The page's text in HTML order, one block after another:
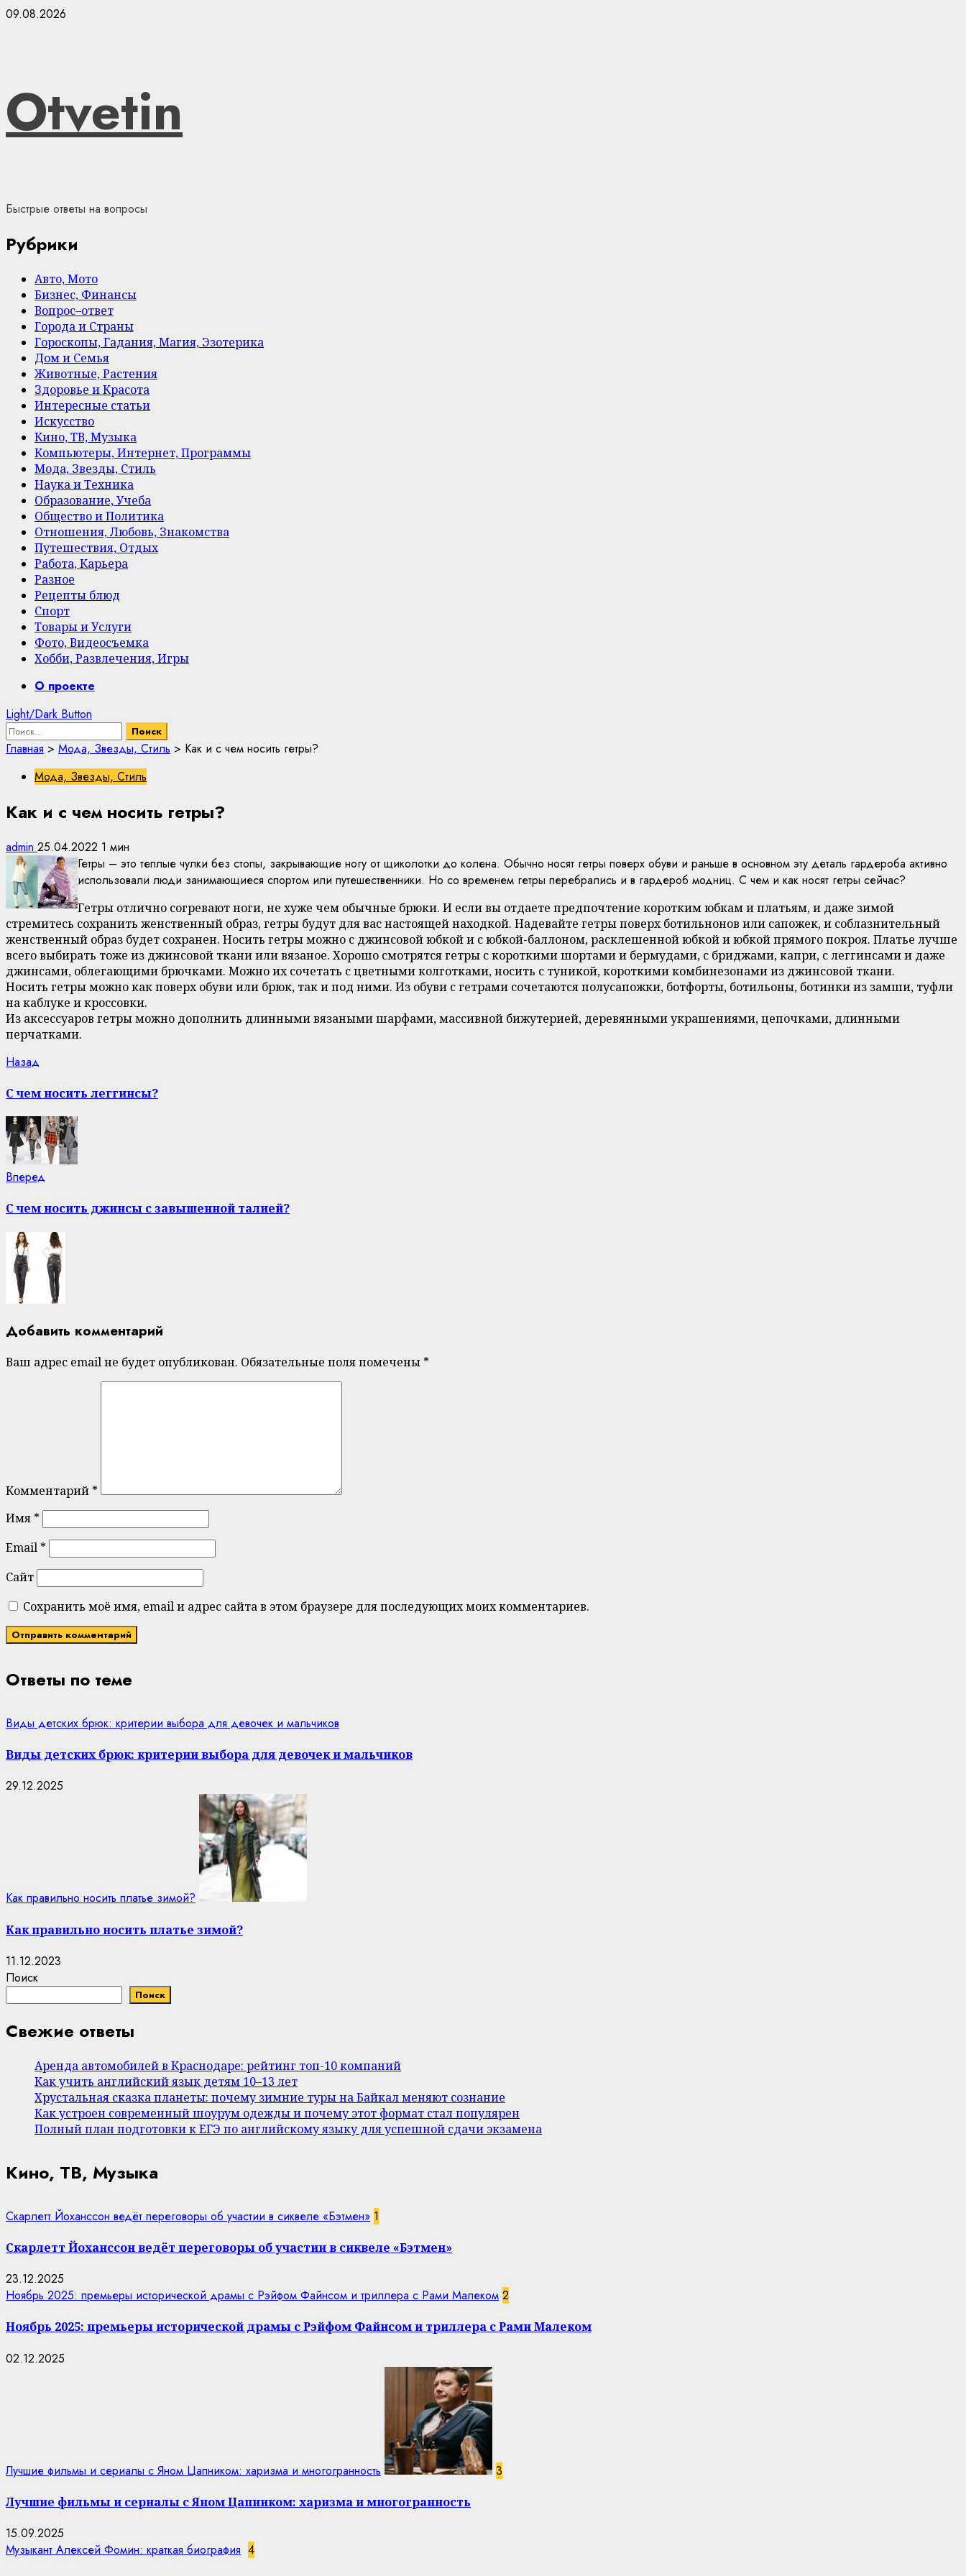
Skip
09.08.2026
Otvetin
Быстрые ответы на вопросы
Рубрики
Авто, Мото
Бизнес, Финансы
Вопрос–ответ
Города и Страны
Гороскопы, Гадания, Магия, Эзотерика
Дом и Семья
Животные, Растения
Здоровье и Красота
Интересные статьи
Искусство
Кино, ТВ, Музыка
Компьютеры, Интернет, Программы
Мода, Звезды, Стиль
Наука и Техника
Образование, Учеба
Общество и Политика
Отношения, Любовь, Знакомства
Путешествия, Отдых
Работа, Карьера
Разное
Рецепты блюд
Спорт
Товары и Услуги
Фото, Видеосъемка
Хобби, Развлечения, Игры
PrimaryО проекте
Light/Dark Button
Найти:
Главная > Мода, Звезды, Стиль > Как и с чем носить гетры?
Мода, Звезды, Стиль
Как и с чем носить гетры?
admin 25.04.2022 1 мин
Гетры – это теплые чулки без стопы, закрывающие ногу от щиколотки до колена. Обычно носят гетры поверх обуви и раньше в основном эту деталь гардероба активно
использовали люди занимающиеся спортом или путешественники. Но со временем гетры перебрались и в гардероб модниц. С чем и как носят гетры сейчас?
Гетры отлично согревают ноги, не хуже чем обычные брюки. И если вы отдаете предпочтение коротким юбкам и платьям, и даже зимой
стремитесь сохранить женственный образ, гетры будут для вас настоящей находкой. Надевайте гетры поверх ботильнонов или сапожек, и соблазнительный
женственный образ будет сохранен. Носить гетры можно с джинсовой юбкой и с юбкой-баллоном, расклешенной юбкой и юбкой прямого покроя. Платье лучше
всего выбирать тоже из джинсовой ткани или вязаное. Хорошо смотрятся гетры с короткими шортами и бермудами, с бриджами, капри, с леггинсами и даже
джинсами, облегающими брючками. Можно их сочетать с цветными колготками, носить с туникой, короткими комбинезонами из джинсовой ткани.
Носить гетры можно как поверх обуви или брюк, так и под ними. Из обуви с гетрами сочетаются полусапожки, ботфорты, ботильоны, ботинки из замши, туфли
на каблуке и кроссовки.
Из аксессуаров гетры можно дополнить длинными вязаными шарфами, массивной бижутерией, деревянными украшениями, цепочками, длинными
перчатками.
Continue
Reading
Назад
С чем носить леггинсы?
Вперед
С чем носить джинсы с завышенной талией?
Добавить комментарий
Ваш адрес email не будет опубликован. Обязательные поля помечены *
Комментарий *
Имя *
Email *
Сайт
Сохранить моё имя, email и адрес сайта в этом браузере для последующих моих комментариев.
Ответы по теме
Виды детских брюк: критерии выбора для девочек и мальчиков
Виды детских брюк: критерии выбора для девочек и мальчиков
29.12.2025
Как правильно носить платье зимой?
Как правильно носить платье зимой?
11.12.2023
Поиск
Поиск
Свежие ответы
Аренда автомобилей в Краснодаре: рейтинг топ-10 компаний
Как учить английский язык детям 10–13 лет
Хрустальная сказка планеты: почему зимние туры на Байкал меняют сознание
Как устроен современный шоурум одежды и почему этот формат стал популярен
Полный план подготовки к ЕГЭ по английскому языку для успешной сдачи экзамена
Кино, ТВ, Музыка
Скарлетт Йоханссон ведёт переговоры об участии в сиквеле «Бэтмен» 1
Скарлетт Йоханссон ведёт переговоры об участии в сиквеле «Бэтмен»
23.12.2025
Ноябрь 2025: премьеры исторической драмы с Рэйфом Файнсом и триллера с Рами Малеком 2
Ноябрь 2025: премьеры исторической драмы с Рэйфом Файнсом и триллера с Рами Малеком
02.12.2025
Лучшие фильмы и сериалы с Яном Цапником: харизма и многогранность 3
Лучшие фильмы и сериалы с Яном Цапником: харизма и многогранность
15.09.2025
Музыкант Алексей Фомин: краткая биография 4